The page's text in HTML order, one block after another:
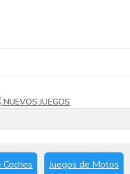
NUEVOS JUEGOS
Juegos de Motos